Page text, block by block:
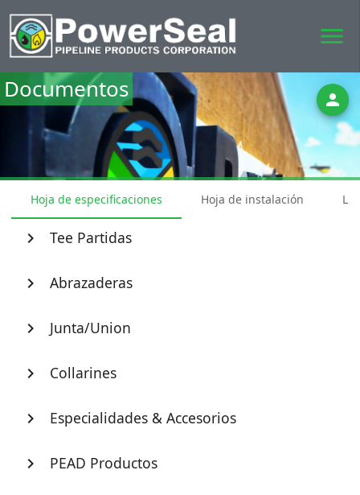
menu
person
Documentos
Hoja de especificaciones Hoja de instalación
chevron_right Tee Partidas
chevron_right Abrazaderas
chevron_right Junta/Union
chevron_right Collarines
chevron_right Especialidades & Accesorios
chevron_right PEAD Productos